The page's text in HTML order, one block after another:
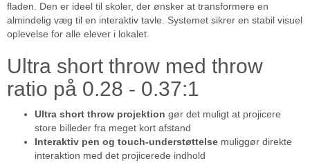
fladen. Den er ideel til skoler, der ønsker at transformere en
almindelig væg til en interaktiv tavle. Systemet sikrer en stabil visuel
oplevelse for alle elever i lokalet.
Ultra short throw med throw
ratio på 0.28 - 0.37:1
Ultra short throw projektion gør det muligt at projicere
store billeder fra meget kort afstand
Interaktiv pen og touch-understøttelse muliggør direkte
interaktion med det projicerede indhold